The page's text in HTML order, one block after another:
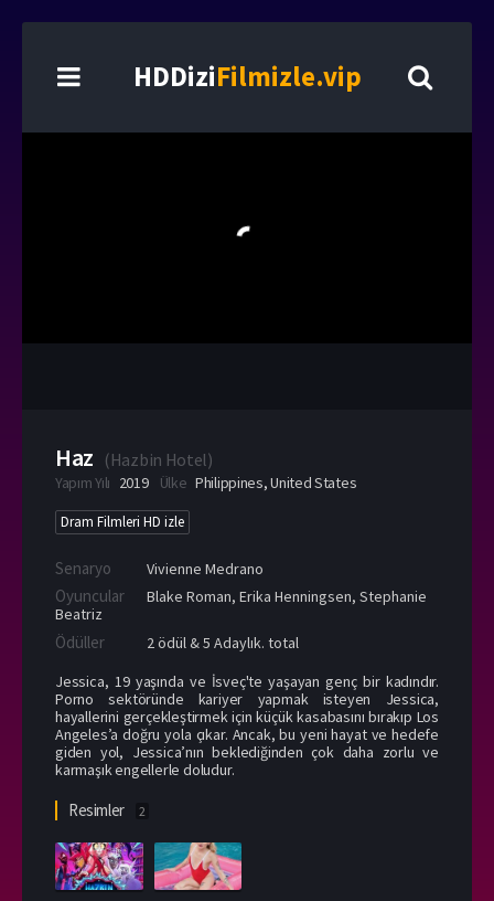
HDDiziFilmizle.vip
Haz (Hazbin Hotel)
Yapım Yılı 2019 Ülke Philippines,United States
Dram Filmleri HD izle
Senaryo Vivienne Medrano
Oyuncular Blake Roman, Erika Henningsen, Stephanie
Beatriz
Ödüller
2 ödül & 5 Adaylık. total
Jessica, 19 yaşında ve İsveç'te yaşayan genç bir kadındır.
Porno sektöründe kariyer yapmak isteyen Jessica,
hayallerini gerçekleştirmek için küçük kasabasını bırakıp Los
Angeles’a doğru yola çıkar. Ancak, bu yeni hayat ve hedefe
giden yol, Jessica’nın beklediğinden çok daha zorlu ve
karmaşık engellerle doludur.
Resimler 2